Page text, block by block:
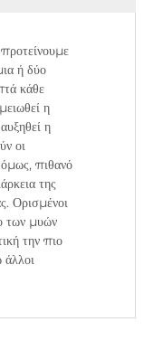
ή δύο
κάθε
η
η
οι
όμως, πιθανό
της
Ορισμένοι
των μυών
την πιο
άλλοι